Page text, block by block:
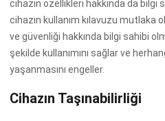
cihazın özellikleri hakkında da bilgi
cihazın kullanım kılavuzu mutlaka
ve güvenliği hakkında bilgi sahibi
şekilde kullanımını sağlar ve
yaşanmasını engeller.
Cihazın Taşınabilirliği